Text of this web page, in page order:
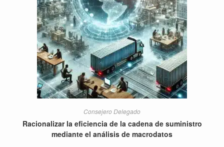
Consejero Delegado
Racionalizar la eficiencia de la cadena de suministro
mediante el análisis de macrodatos